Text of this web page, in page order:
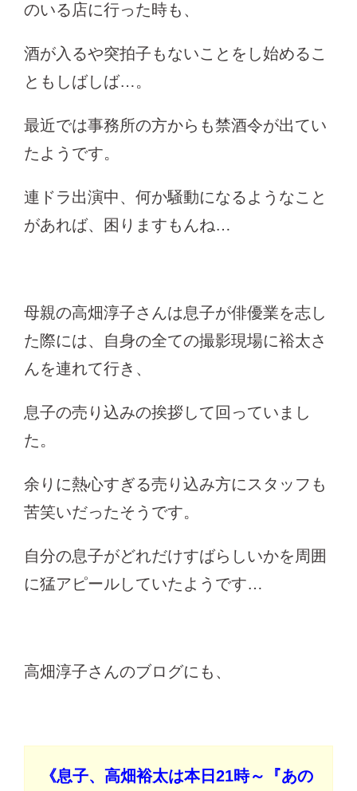
のいる店に行った時も、
酒が入るや突拍子もないことをし始めるこ
ともしばしば…。
最近では事務所の方からも禁酒令が出てい
たようです。
連ドラ出演中、何か騒動になるようなこと
があれば、困りますもんね…
母親の高畑淳子さんは息子が俳優業を志し
た際には、自身の全ての撮影現場に裕太さ
んを連れて行き、
息子の売り込みの挨拶して回っていまし
た。
余りに熱心すぎる売り込み方にスタッフも
苦笑いだったそうです。
自分の息子がどれだけすばらしいかを周囲
に猛アピールしていたようです…
高畑淳子さんのブログにも、
《息子、高畑裕太は本日21時～『あの